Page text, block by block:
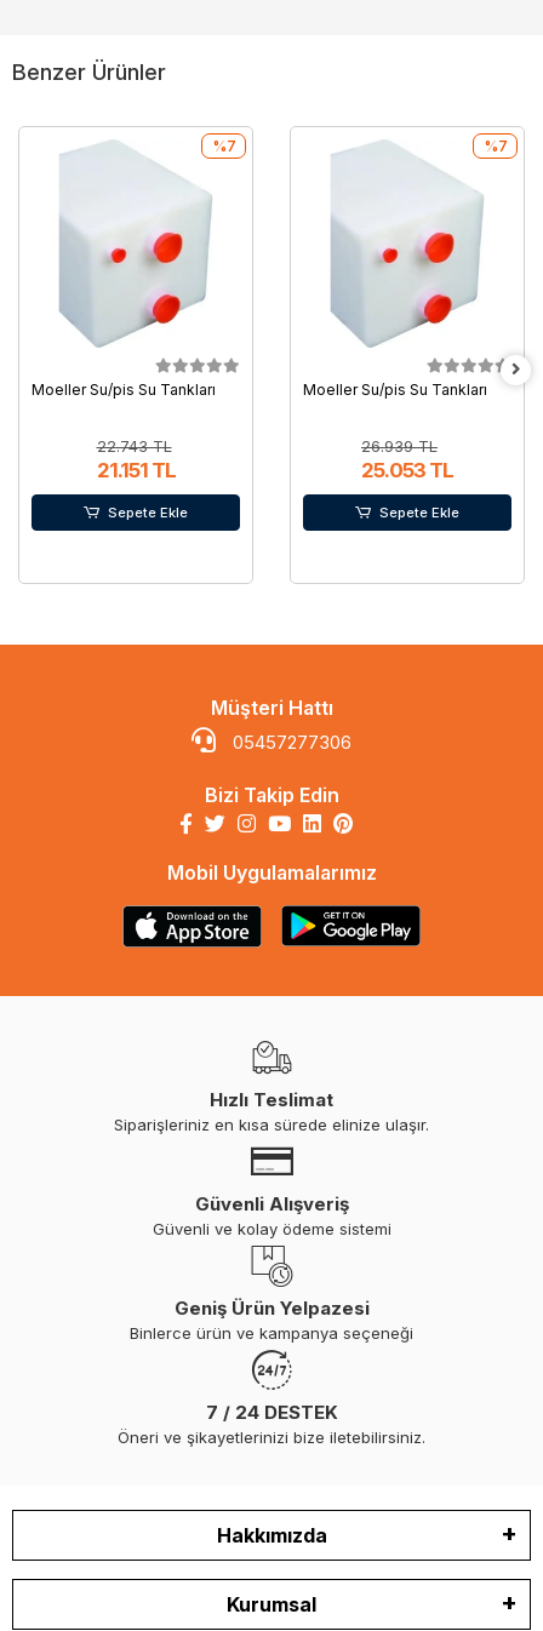
Benzer Ürünler
Moeller Su/pis Su Tankları
22.743 TL
21.151 TL
%7
Sepete Ekle
Moeller Su/pis Su Tankları
26.939 TL
25.053 TL
%7
Sepete Ekle
Müşteri Hattı
05457277306
Bizi Takip Edin
Mobil Uygulamalarımız
Hızlı Teslimat
Siparişleriniz en kısa sürede elinize ulaşır.
Güvenli Alışveriş
Güvenli ve kolay ödeme sistemi
Geniş Ürün Yelpazesi
Binlerce ürün ve kampanya seçeneği
7 / 24 DESTEK
Öneri ve şikayetlerinizi bize iletebilirsiniz.
Hakkımızda
Kurumsal